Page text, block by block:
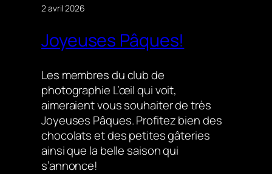
2 avril 2026
Joyeuses Pâques!
Les membres du club de
photographie L’œil qui voit,
aimeraient vous souhaiter de très
Joyeuses Pâques. Profitez bien des
chocolats et des petites gâteries
ainsi que la belle saison qui
s’annonce!